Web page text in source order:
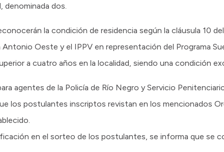
denominada dos.
la condición de residencia según la cláusula 10
Antonio Oeste y el IPPV en representación del Programa
a cuatro años en la localidad, siendo una condición
agentes de la Policía de Río Negro y Servicio
los postulantes inscriptos revistan en los mencionados
en el sorteo de los postulantes, se informa que se